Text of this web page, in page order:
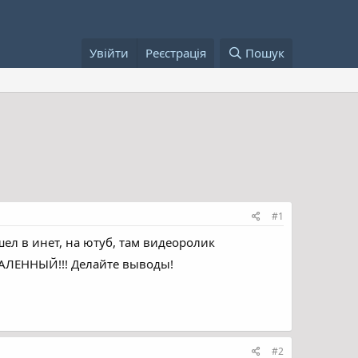
Увійти Реєстрація Пошук
#1
в инет, на ютуб, там видеоролик
Делайте выводы!
#2